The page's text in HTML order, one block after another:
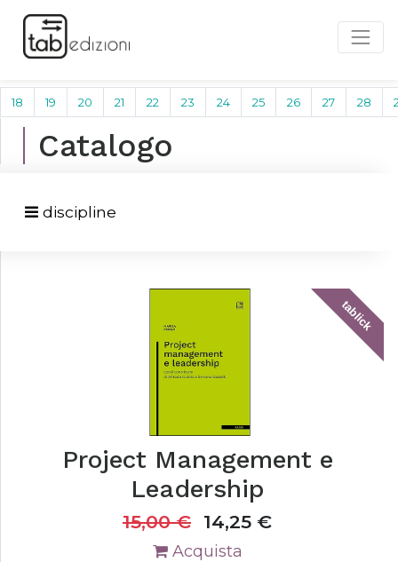
18 19 20 21 22 23 24 25 26 27 28
Catalogo
discipline
tablick
Project Management e
Leadership
15,00€ 14,25 €
Acquista